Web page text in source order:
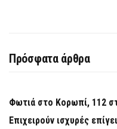
Πρόσφατα άρθρα
Φωτιά στο Κορωπί, 112
Επιχειρούν ισχυρές